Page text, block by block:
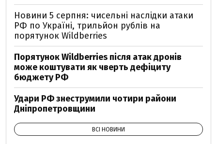
Новини 5 серпня: чисельні наслідки атаки
РФ по Україні, трильйон рублів на
порятунок Wildberries
Порятунок Wildberries після атак дронів
може коштувати як чверть дефіциту
бюджету РФ
Удари РФ знеструмили чотири райони
Дніпропетровщини
ВСІ НОВИНИ